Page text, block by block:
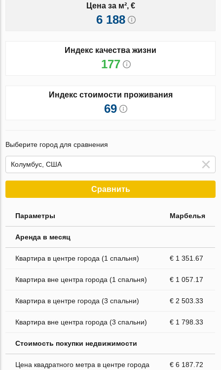
Цена за м², €
6 188
Индекс качества жизни
177
Индекс стоимости проживания
69
Выберите город для сравнения
Сравнить
Параметры Марбелья
Аренда в месяц
Квартира в центре города (1 спальня) € 1 351.67
Квартира вне центра города (1 спальня) € 1 057.17
Квартира в центре города (3 спальни) € 2 503.33
Квартира вне центра города (3 спальни) € 1 798.33
Стоимость покупки недвижимости
Цена квадратного метра в центре города € 6 187.72